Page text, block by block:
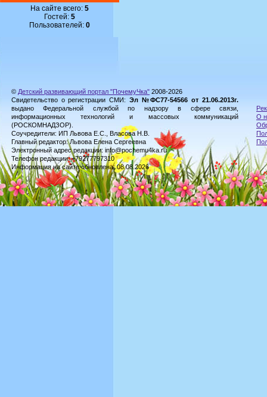
На сайте всего: 5
Гостей: 5
Пользователей: 0
© Детский развивающий портал "ПочемуЧка" 2008-2026
Свидетельство о регистрации СМИ: Эл №ФС77-54566 от 21.06.2013г.
выдано Федеральной службой по надзору в сфере связи,
информационных технологий и массовых коммуникаций
(РОСКОМНАДЗОР).
Соучредители: ИП Львова Е.С., Власова Н.В.
Главный редактор: Львова Елена Сергеевна
Электронный адрес редакции: info@pochemu4ka.ru
Телефон редакции: +79277797310
Информация на сайте обновлена: 08.08.2026
О